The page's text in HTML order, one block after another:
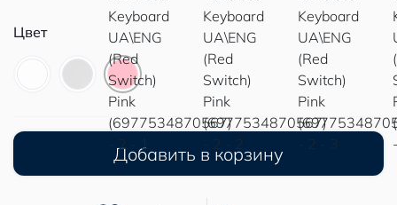
Цвет
Добавить в корзину